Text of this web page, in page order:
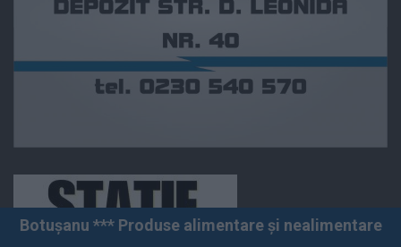
Produse alimentare și nealimentare *** Vânzări